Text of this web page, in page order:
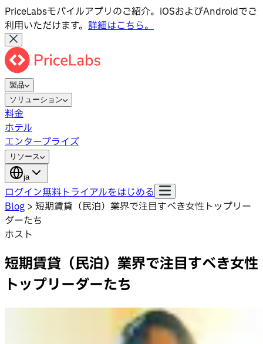
PriceLabsモバイルアプリのご紹介。iOSおよびAndroidでご
利用いただけます。 詳細はこちら。
製品
ソリューション
料金
ホテル
エンタープライズ
リソース
ja
ログイン無料トライアルをはじめる
Blog > 短期賃貸（民泊）業界で注目すべき女性トップリー
ダーたち
ホスト
短期賃貸（民泊）業界で注目すべき女性
トップリーダーたち